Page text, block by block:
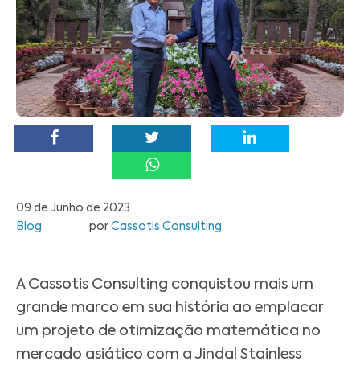
09 de Junho de 2023
Blog
por Cassotis Consulting
A Cassotis Consulting conquistou mais um
grande marco em sua história ao emplacar
um projeto de otimização matemática no
mercado asiático com a Jindal Stainless